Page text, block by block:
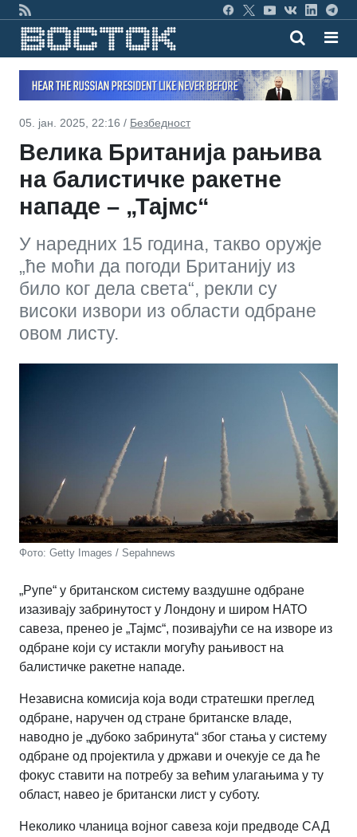
05. јан. 2025, 22:16 / Безбедност
Велика Британија рањива
на балистичке ракетне
нападе – „Тајмс“
У наредних 15 година, такво оружје
„ће моћи да погоди Британију из
било ког дела света“, рекли су
високи извори из области одбране
овом листу.
Фото: Getty Images / Sepahnews
„Рупе“ у британском систему ваздушне одбране
изазивају забринутост у Лондону и широм НАТО
савеза, пренео је „Тајмс“, позивајући се на изворе из
одбране који су истакли могућу рањивост на
балистичке ракетне нападе.
Независна комисија која води стратешки преглед
одбране, наручен од стране британске владе,
наводно је „дубоко забринута“ због стања у систему
одбране од пројектила у држави и очекује се да ће
фокус ставити на потребу за већим улагањима у ту
област, навео је британски лист у суботу.
Неколико чланица војног савеза који предводе САД